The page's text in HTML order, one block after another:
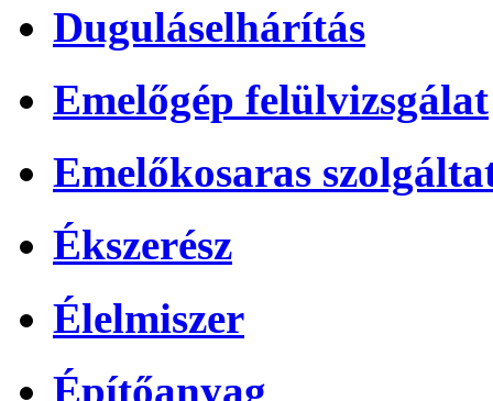
Duguláselhárítás
Emelőgép felülvizsgálat
Emelőkosaras
Ékszerész
Élelmiszer
Építőanyag